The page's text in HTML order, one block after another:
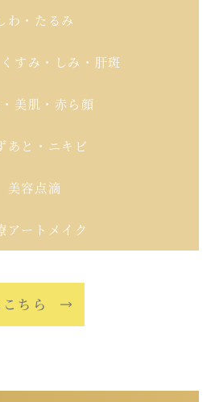
わ・たるみ
すみ・しみ・肝斑
美肌・赤ら顔
あと・ニキビ
美容点滴
アートメイク
ちら